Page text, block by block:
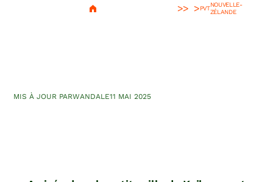
> PVT
NOUVELLE-
ZÉLANDE
MIS À JOUR PARWANDALE11 MAI 2025